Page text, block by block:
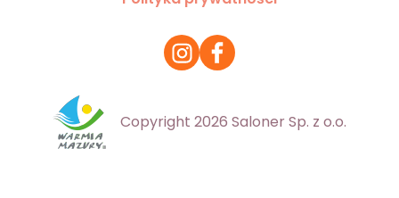
Copyright 2026 Saloner Sp. z o.o.